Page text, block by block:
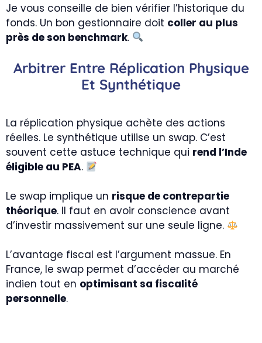
Je vous conseille de bien vérifier l’historique du
fonds. Un bon gestionnaire doit coller au plus
près de son benchmark.
Arbitrer Entre Réplication Physique
Et Synthétique
La réplication physique achète des actions
réelles. Le synthétique utilise un swap. C’est
souvent cette astuce technique qui rend l’Inde
éligible au PEA.
Le swap implique un risque de contrepartie
théorique. Il faut en avoir conscience avant
d’investir massivement sur une seule ligne.
L’avantage fiscal est l’argument massue. En
France, le swap permet d’accéder au marché
indien tout en optimisant sa fiscalité
personnelle.